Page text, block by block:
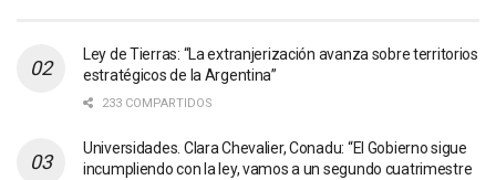
Ley de Tierras: “La extranjerización avanza sobre territorios
estratégicos de la Argentina”
233 COMPARTIDOS
Universidades. Clara Chevalier, Conadu: “El Gobierno sigue
incumpliendo con la ley, vamos a un segundo cuatrimestre